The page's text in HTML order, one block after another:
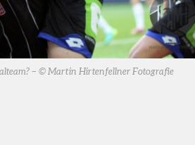
– © Martin Hirtenfellner Fotografie